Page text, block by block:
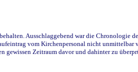
Ausschlaggebend war die Chronologie
vom Kirchenpersonal nicht
Zeitraum davor und dahinter zu